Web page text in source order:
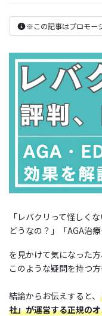
※この記事はプロモー
「レバクリって怪しく
どうなの？」「AGA治
を見かけて気になった
このような疑問を持つ
結論からお伝えすると、
社」が運営する正規の